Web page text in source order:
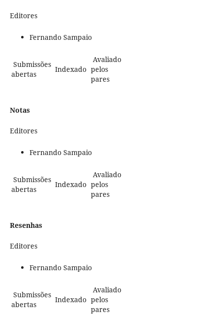
Editores
Fernando Sampaio
Submissões
abertas
Indexado
Avaliado
pelos
pares
Notas
Editores
Fernando Sampaio
Submissões
abertas
Indexado
Avaliado
pelos
pares
Resenhas
Editores
Fernando Sampaio
Submissões
abertas
Indexado
Avaliado
pelos
pares